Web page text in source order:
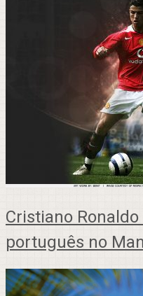
Cristiano
português no